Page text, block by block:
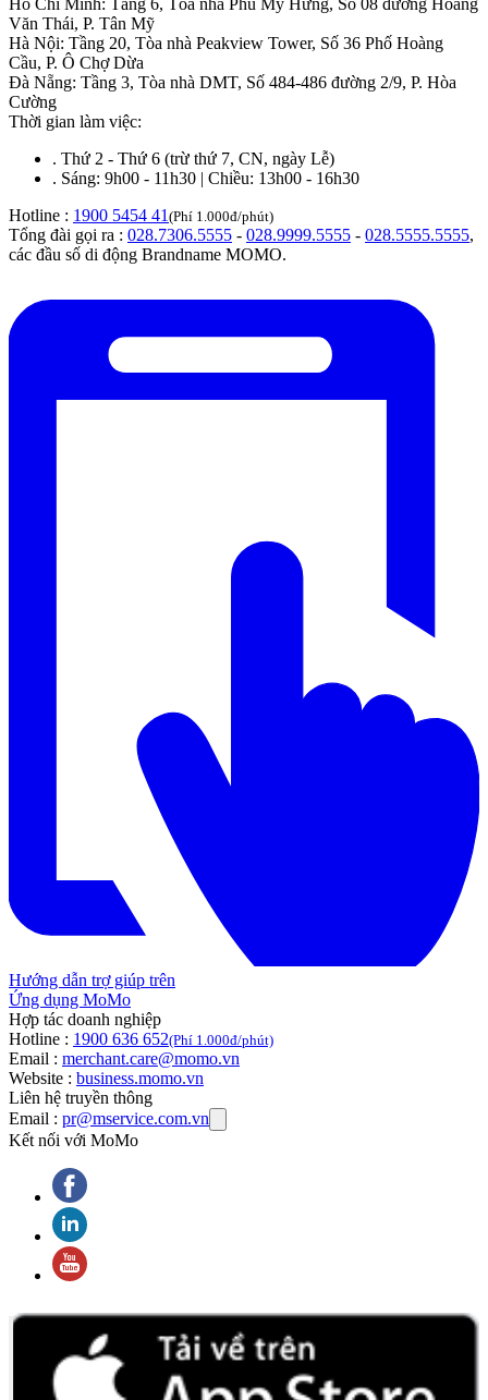
Văn Thái, P. Tân Mỹ
Hà Nội: Tầng 20, Tòa nhà Peakview Tower, Số 36 Phố Hoàng
Cầu, P. Ô Chợ Dừa
Đà Nẵng: Tầng 3, Tòa nhà DMT, Số 484-486 đường 2/9, P. Hòa
Cường
Thời gian làm việc:
. Thứ 2 - Thứ 6 (trừ thứ 7, CN, ngày Lễ)
. Sáng: 9h00 - 11h30 | Chiều: 13h00 - 16h30
Hotline : 1900 5454 41 (Phí 1.000đ/phút)
Tổng đài gọi ra : 028.7306.5555 - 028.9999.5555 - 028.5555.5555,
các đầu số di động Brandname MOMO.
Hướng dẫn trợ giúp trên
Ứng dụng MoMo
Hợp tác doanh nghiệp
Hotline : 1900 636 652(Phí 1.000đ/phút)
Email : merchant.care@momo.vn
Website : business.momo.vn
Liên hệ truyền thông
Email : pr@mservice.com.vn
Kết nối với MoMo